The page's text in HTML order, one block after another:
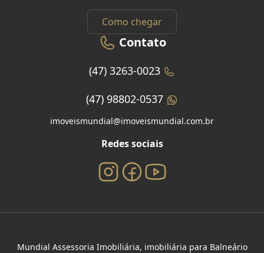
Como chegar
Contato
(47) 3263-0023
(47) 98802-0537
imoveismundial@imoveismundial.com.br
Redes sociais
Mundial Assessoria Imobiliária, imobiliária para Balneário